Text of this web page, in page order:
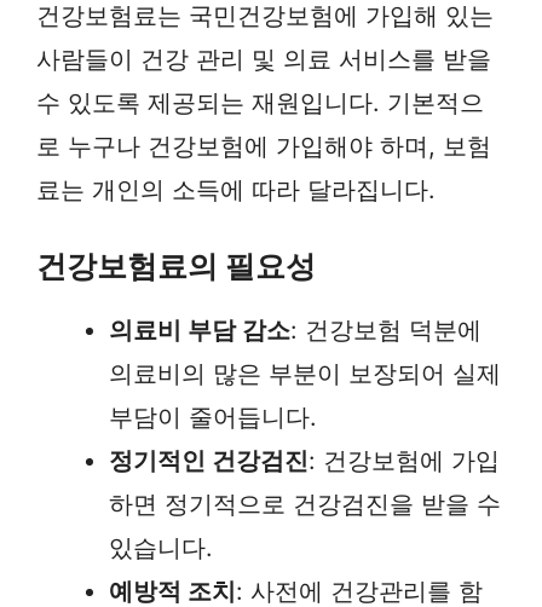
건강보험료는 국민건강보험에 가입해 있는
사람들이 건강 관리 및 의료 서비스를 받을
수 있도록 제공되는 재원입니다. 기본적으
로 누구나 건강보험에 가입해야 하며, 보험
료는 개인의 소득에 따라 달라집니다.
건강보험료의 필요성
의료비 부담 감소: 건강보험 덕분에
의료비의 많은 부분이 보장되어 실제
부담이 줄어듭니다.
정기적인 건강검진: 건강보험에 가입
하면 정기적으로 건강검진을 받을 수
있습니다.
예방적 조치: 사전에 건강관리를 함